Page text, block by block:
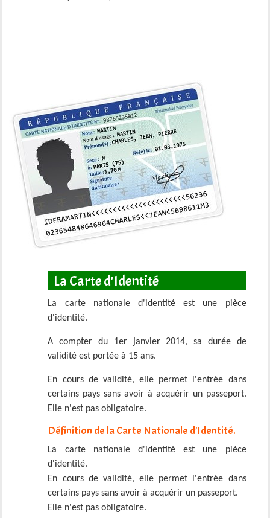
La Carte d'Identité
La carte nationale d'identité est une pièce
d'identité.
A compter du 1er janvier 2014, sa durée de
validité est portée à 15 ans.
En cours de validité, elle permet l'entrée dans
certains pays sans avoir à acquérir un passeport.
Elle n'est pas obligatoire.
Définition de la Carte Nationale d'Identité.
La carte nationale d'identité est une pièce
d'identité.
En cours de validité, elle permet l'entrée dans
certains pays sans avoir à acquérir un passeport.
Elle n'est pas obligatoire.